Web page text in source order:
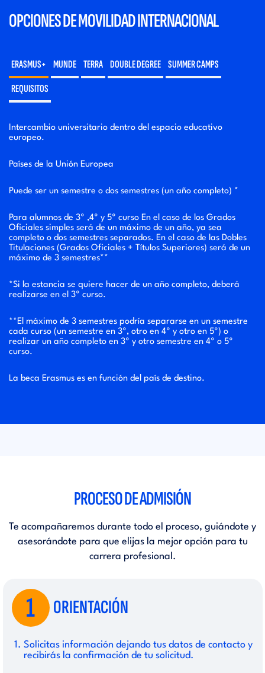
OPCIONES DE MOVILIDAD INTERNACIONAL
ERASMUS+ MUNDE TERRA DOUBLE DEGREE SUMMER CAMPS
REQUISITOS
Intercambio universitario dentro del espacio educativo
europeo.
Países de la Unión Europea
Puede ser un semestre o dos semestres (un año completo) *
Para alumnos de 3º ,4º y 5º curso En el caso de los Grados
Oficiales simples será de un máximo de un año, ya sea
completo o dos semestres separados. En el caso de las Dobles
Titulaciones (Grados Oficiales + Títulos Superiores) será de un
máximo de 3 semestres**
*Si la estancia se quiere hacer de un año completo, deberá
realizarse en el 3º curso.
**El máximo de 3 semestres podría separarse en un semestre
cada curso (un semestre en 3º, otro en 4º y otro en 5º) o
realizar un año completo en 3º y otro semestre en 4º o 5º
curso.
La beca Erasmus es en función del país de destino.
PROCESO DE ADMISIÓN
Te acompañaremos durante todo el proceso, guiándote y
asesorándote para que elijas la mejor opción para tu
carrera profesional.
1 ORIENTACIÓN
Solicitas información dejando tus datos de contacto y
recibirás la confirmación de tu solicitud.